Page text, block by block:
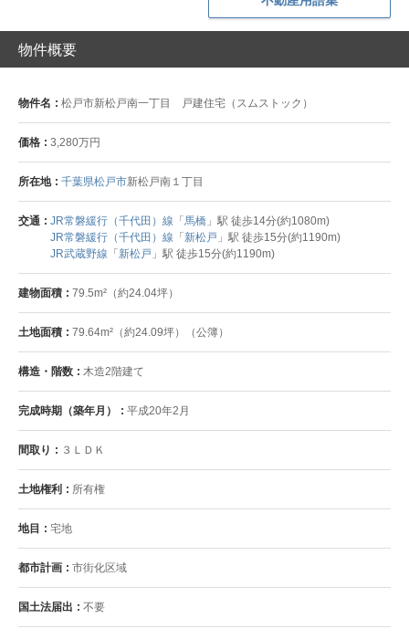
物件概要
物件名 松戸市新松戸南一丁目 戸建住宅（スムストック）
価格 3,280万円
所在地 千葉県松戸市新松戸南１丁目
交通 JR常磐緩行（千代田）線 「馬橋 」駅 徒歩14分(約1080m)
JR常磐緩行（千代田）線 「 新松戸 」駅 徒歩15分(約1190m)
JR武蔵野線 「 新松戸 」駅 徒歩15分(約1190m)
建物面積 79.5m²（約24.04坪）
土地面積 79.64m²（約24.09坪）（公簿）
構造・階数 木造2階建て
完成時期（築年月） 平成20年2月
間取り ３ＬＤＫ
土地権利 所有権
地目 宅地
都市計画 市街化区域
国土法届出 不要